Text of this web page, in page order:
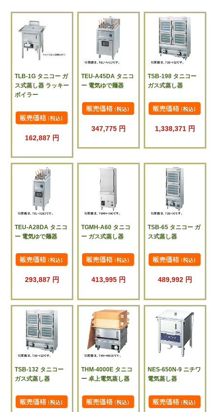
TLB-1G タニコー ガ
ス式蒸し器 ラッキー
ボイラー
162,887 円
TEU-A45DA タニコ
ー 電気ゆで麺器
347,775 円
TSB-198 タニコー
ガス式蒸し器
1,338,371 円
TEU-A28DA タニコ
ー 電気ゆで麺器
293,887 円
TGMH-A60 タニコ
ー ガス式蒸し器
413,995 円
TSB-65 タニコー ガ
ス式蒸し器
489,992 円
TSB-132 タニコー
ガス式蒸し器
THM-4000E タニコ
ー 卓上電気蒸し器
NES-650N-9 ニチワ
電気蒸し器